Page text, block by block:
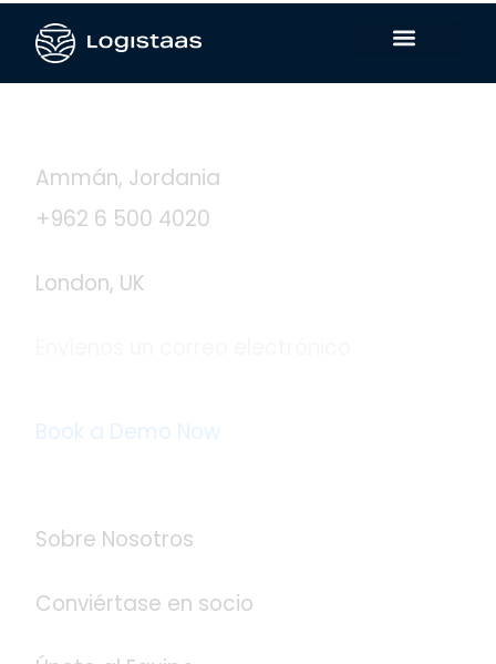
Ammán, Jordania
+962 6 500 4020
London, UK
Book a Demo Now
Sobre Nosotros
Conviértase en socio